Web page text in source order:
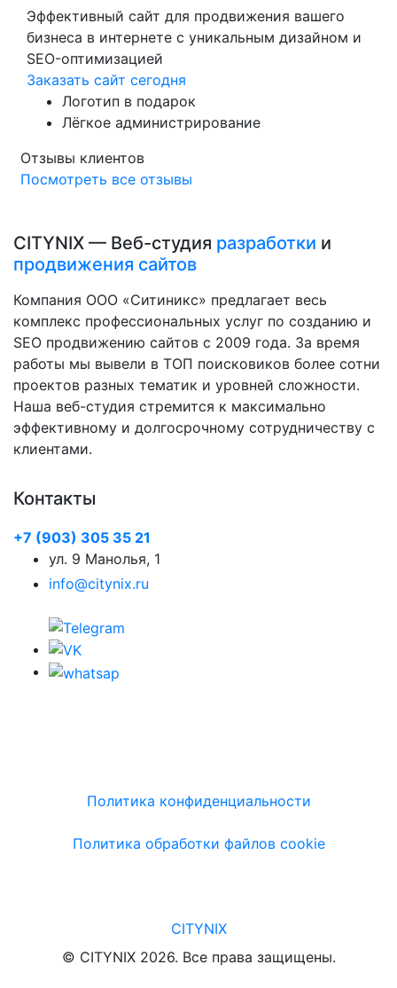
Эффективный сайт для продвижения вашего
бизнеса в интернете с уникальным дизайном и
SEO-оптимизацией
Заказать сайт сегодня
Логотип в подарок
Лёгкое администрирование
Отзывы клиентов
Посмотреть все отзывы
CITYNIX — Веб-студия разработки и
продвижения сайтов
Компания ООО «Ситиникс» предлагает весь
комплекс профессиональных услуг по созданию и
SEO продвижению сайтов с 2009 года. За время
работы мы вывели в ТОП поисковиков более сотни
проектов разных тематик и уровней сложности.
Наша веб-студия стремится к максимально
эффективному и долгосрочному сотрудничеству с
клиентами.
Контакты
+7 (903) 305 35 21
ул. 9 Манолья, 1
info@citynix.ru
Политика конфиденциальности
Политика обработки файлов cookie
CITYNIX
© CITYNIX 2026. Все права защищены.